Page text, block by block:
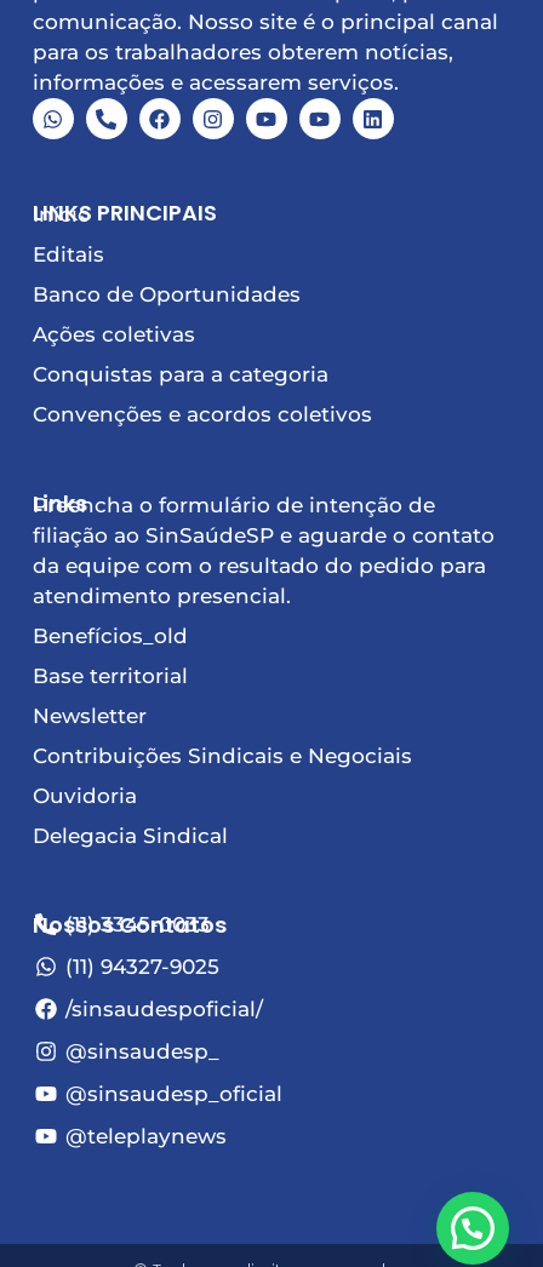
comunicação. Nosso site é o principal canal
para os trabalhadores obterem notícias,
informações e acessarem serviços.
LINKS PRINCIPAIS
Início
Editais
Banco de Oportunidades
Ações coletivas
Conquistas para a categoria
Convenções e acordos coletivos
Links
Preencha o formulário de intenção de
filiação ao SinSaúdeSP e aguarde o contato
da equipe com o resultado do pedido para
atendimento presencial.
Benefícios_old
Base territorial
Newsletter
Contribuições Sindicais e Negociais
Ouvidoria
Delegacia Sindical
Nossos Contatos
(11) 3345-0033
(11) 94327-9025
/sinsaudespoficial/
@sinsaudesp_
@sinsaudesp_oficial
@teleplaynews